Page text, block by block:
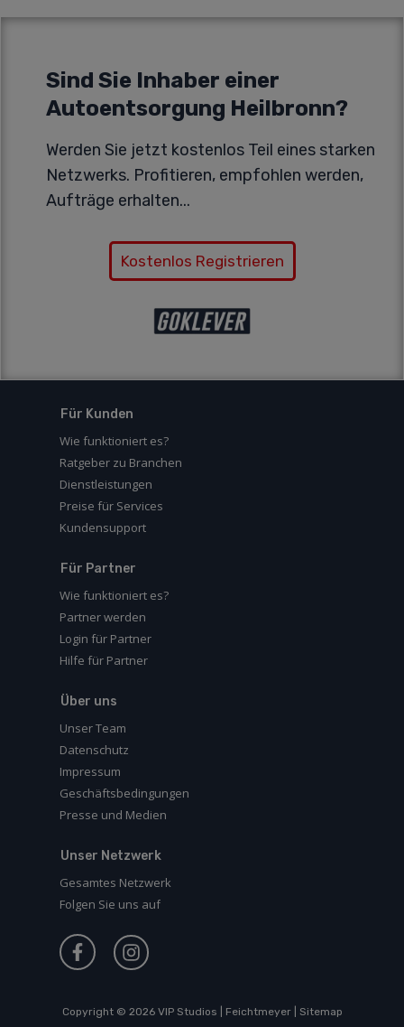
Sind Sie Inhaber einer
Autoentsorgung Heilbronn?
Werden Sie jetzt kostenlos Teil eines starken
Netzwerks. Profitieren, empfohlen werden,
Aufträge erhalten...
Kostenlos Registrieren
Für Kunden
Wie funktioniert es?
Ratgeber zu Branchen
Dienstleistungen
Preise für Services
Kundensupport
Für Partner
Wie funktioniert es?
Partner werden
Login für Partner
Hilfe für Partner
Über uns
Unser Team
Datenschutz
Impressum
Geschäftsbedingungen
Presse und Medien
Unser Netzwerk
Gesamtes Netzwerk
Folgen Sie uns auf
Copyright © 2026 VIP Studios | Feichtmeyer| Sitemap